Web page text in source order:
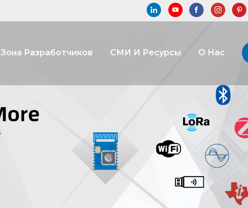
Зона Разработчиков СМИ И Ресурсы О Нас